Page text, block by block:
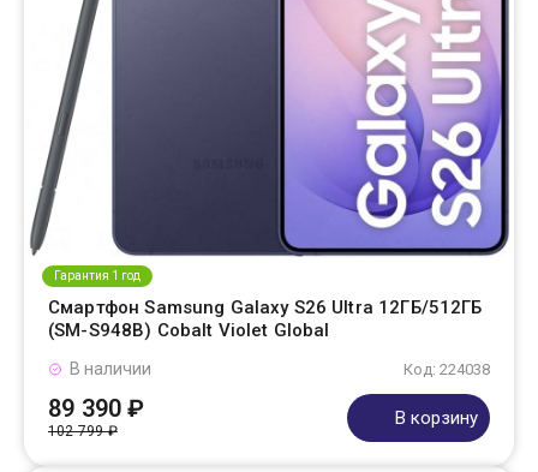
Гарантия 1 год
Смартфон Samsung Galaxy S26 Ultra 12ГБ/512ГБ
(SM-S948B) Cobalt Violet Global
Код: 224038
В наличии
89 390 ₽
102 799 ₽
В корзину